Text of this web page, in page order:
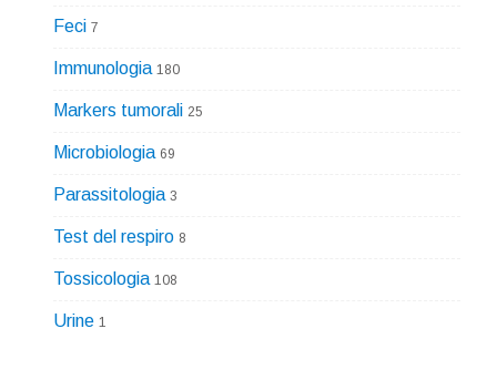
Feci 7
Immunologia 180
Markers tumorali 25
Microbiologia 69
Parassitologia 3
Test del respiro 8
Tossicologia 108
Urine 1